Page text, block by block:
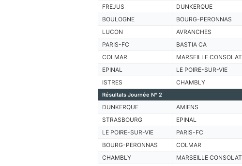
FREJUS
DUNKERQUE
BOULOGNE
BOURG-PERONNAS
LUCON
AVRANCHES
PARIS-FC
BASTIA CA
COLMAR
MARSEILLE CONSOLAT
EPINAL
LE POIRE-SUR-VIE
ISTRES
CHAMBLY
Résultats Journée N° 2
DUNKERQUE AMIENS
STRASBOURG
EPINAL
LE POIRE-SUR-VIE
PARIS-FC
BOURG-PERONNAS
COLMAR
CHAMBLY
MARSEILLE CONSOLAT